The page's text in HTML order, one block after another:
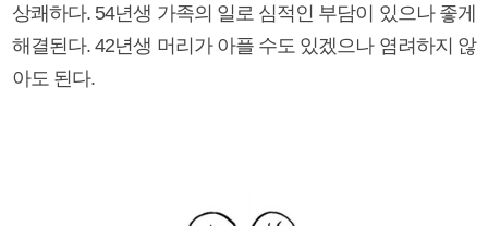
상쾌하다. 54년생 가족의 일로 심적인 부담이 있으나 좋게
해결된다. 42년생 머리가 아플 수도 있겠으나 염려하지 않
아도 된다.